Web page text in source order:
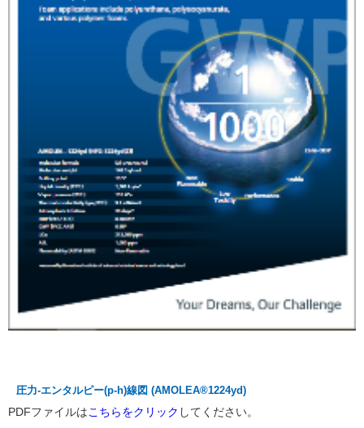
圧力-エンタルピー(p-h)線図 (AMOLEA®1224yd)
PDFファイルはこちらをクリック してください。